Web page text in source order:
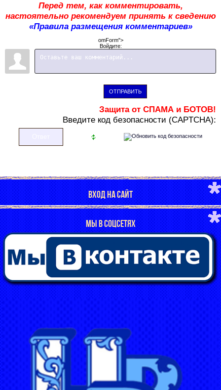
Перед тем, как комментировать,
настоятельно рекомендуем принять к сведению
«Правила размещения комментариев»
omForm">
Войдите:
ОТПРАВИТЬ
Защита от СПАМА и БОТОВ!
Введите код безопасности (CAPTCHA):
ВХОД НА САЙТ
МЫ В СОЦСЕТЯХ